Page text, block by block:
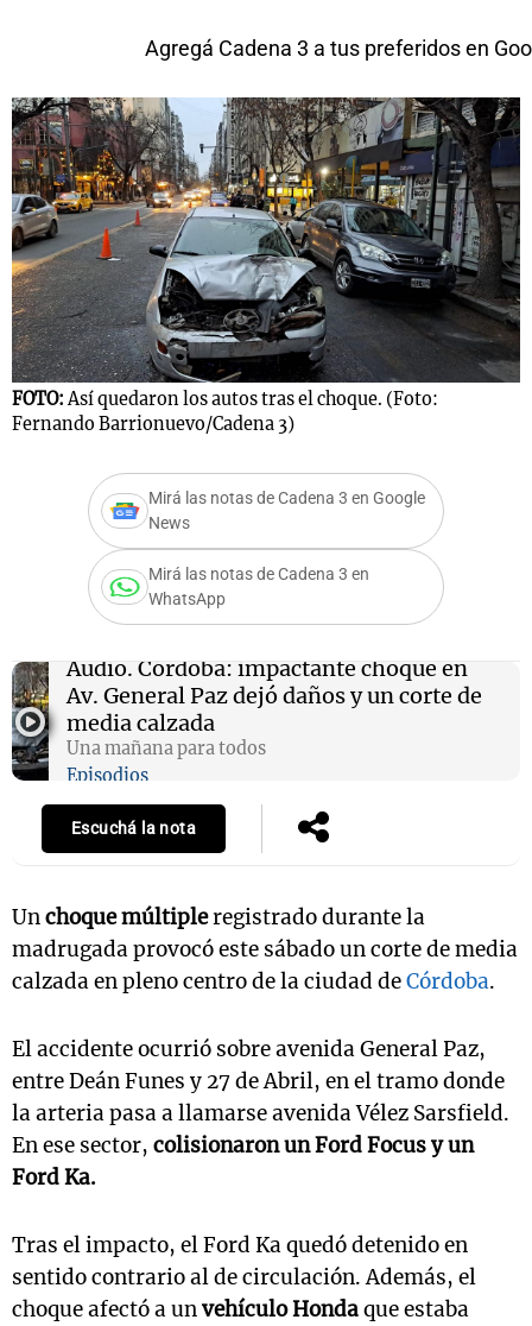
Agregá Cadena 3 a tus preferidos en
FOTO:Así quedaron los autos tras el choque. (Foto:
Fernando Barrionuevo/Cadena 3)
Mirá las notas de Cadena 3 en Google
News
Mirá las notas de Cadena 3 en
WhatsApp
Audio. Córdoba: impactante choque en
Av. General Paz dejó daños y un corte de
media calzada
Una mañana para todos
Episodios
Escuchá la nota
Unchoque múltipleregistrado durante la
madrugada provocó este sábado un corte de media
calzada en pleno centro de la ciudad deCórdoba.
El accidente ocurrió sobre avenida General Paz,
entre Deán Funes y 27 de Abril, en el tramo donde
la arteria pasa a llamarse avenida Vélez Sarsfield.
En ese sector, colisionaron un Ford Focus y un
Ford Ka.
Tras el impacto, el Ford Ka quedó detenido en
sentido contrario al de circulación. Además, el
choque afectó a unvehículo Hondaque estaba